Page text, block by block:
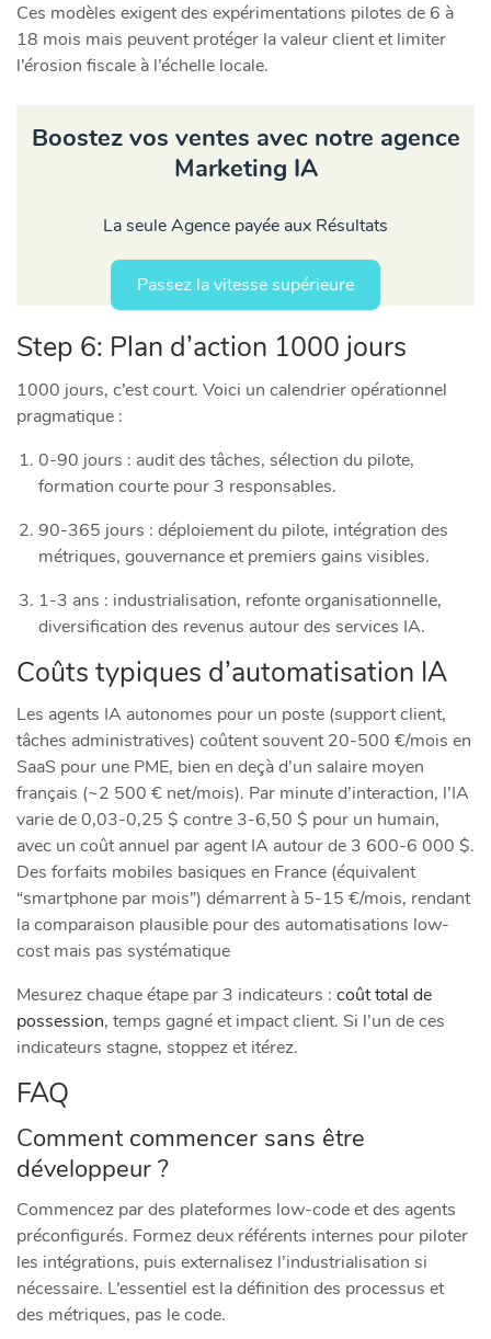
Ces modèles exigent des expérimentations pilotes de 6 à
18 mois mais peuvent protéger la valeur client et limiter
l’érosion fiscale à l’échelle locale.
Boostez vos ventes avec notre agence
Marketing IA
La seule Agence payée aux Résultats
Passez la vitesse supérieure
Step 6: Plan d’action 1000 jours
1000 jours, c’est court. Voici un calendrier opérationnel
pragmatique :
0-90 jours : audit des tâches, sélection du pilote,
formation courte pour 3 responsables.
90-365 jours : déploiement du pilote, intégration des
métriques, gouvernance et premiers gains visibles.
1-3 ans : industrialisation, refonte organisationnelle,
diversification des revenus autour des services IA.
Coûts typiques d’automatisation IA
Les agents IA autonomes pour un poste (support client,
tâches administratives) coûtent souvent 20-500 €/mois en
SaaS pour une PME, bien en deçà d’un salaire moyen
français (~2 500 € net/mois). Par minute d’interaction, l’IA
varie de 0,03-0,25 $ contre 3-6,50 $ pour un humain,
avec un coût annuel par agent IA autour de 3 600-6 000 $.
Des forfaits mobiles basiques en France (équivalent
“smartphone par mois”) démarrent à 5-15 €/mois, rendant
la comparaison plausible pour des automatisations low-
cost mais pas systématique
Mesurez chaque étape par 3 indicateurs : coût total de
possession, temps gagné et impact client. Si l’un de ces
indicateurs stagne, stoppez et itérez.
FAQ
Comment commencer sans être
développeur ?
Commencez par des plateformes low-code et des agents
préconfigurés. Formez deux référents internes pour piloter
les intégrations, puis externalisez l’industrialisation si
nécessaire. L’essentiel est la définition des processus et
des métriques, pas le code.